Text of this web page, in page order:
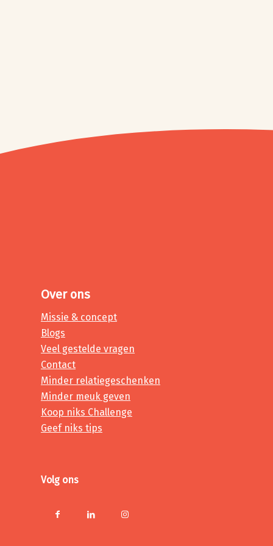
Over ons
Missie & concept
Blogs
Veel gestelde vragen
Contact
Minder relatiegeschenken
Minder meuk geven
Koop niks Challenge
Geef niks tips
Volg ons